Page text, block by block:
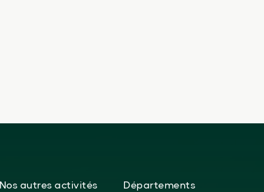
Nos autres activités Départements